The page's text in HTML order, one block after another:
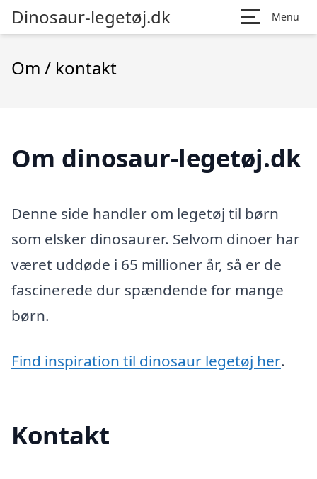
Dinosaur-legetøj.dk Menu
Om / kontakt
Om dinosaur-legetøj.dk
Denne side handler om legetøj til børn
som elsker dinosaurer. Selvom dinoer har
været uddøde i 65 millioner år, så er de
fascinerede dur spændende for mange
børn.
Find inspiration til dinosaur legetøj her.
Kontakt